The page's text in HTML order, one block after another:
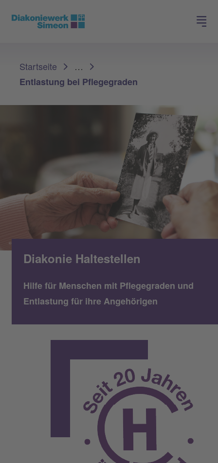
Spenden
Startseite
…
Entlastung bei Pflegegraden
Diakonie Haltestellen
Hilfe für Menschen mit Pflegegraden und
Entlastung für ihre Angehörigen